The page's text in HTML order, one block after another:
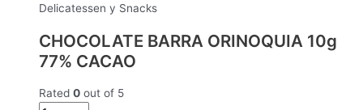
Delicatessen y Snacks
CHOCOLATE BARRA ORINOQUIA 10g
77% CACAO
Rated 0 out of 5